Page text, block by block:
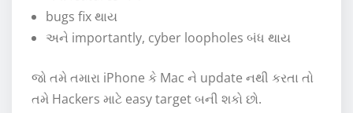
bugs fix થાય
અને importantly, cyber loopholes બંધ થાય
જો તમે તમારા iPhone કે Mac ને update નથી કરતા તો
તમે Hackers માટે easy target બની શકો છો.